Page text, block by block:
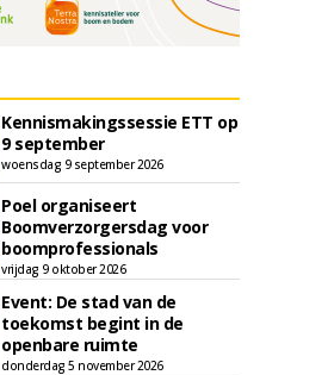
Kennismakingssessie ETT op
9 september
woensdag 9 september 2026
Poel organiseert
Boomverzorgersdag voor
boomprofessionals
vrijdag 9 oktober 2026
Event: De stad van de
toekomst begint in de
openbare ruimte
donderdag 5 november 2026